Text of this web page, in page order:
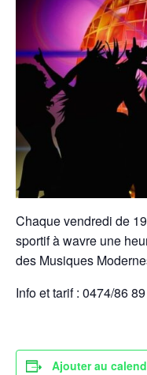
Chaque vendredi de
sportif à wavre une
des Musiques
Info et tarif : 0474/86
Ajouter au